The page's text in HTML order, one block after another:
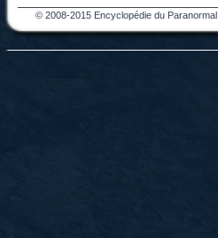
© 2008-2015 Encyclopédie du Paranormal